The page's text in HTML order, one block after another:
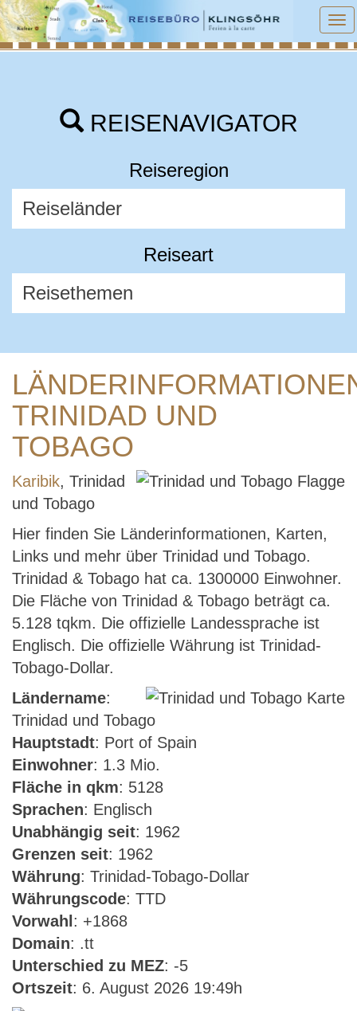
REISENAVIGATOR
Reiseregion
Reiseart
TRINIDAD UND
TOBAGO
Karibik, Trinidad
und Tobago
Hier finden Sie Länderinformationen, Karten,
Links und mehr über Trinidad und Tobago.
Trinidad & Tobago hat ca. 1300000 Einwohner.
Die Fläche von Trinidad & Tobago beträgt ca.
5.128 tqkm. Die offizielle Landessprache ist
Englisch. Die offizielle Währung ist Trinidad-
Tobago-Dollar.
Ländername:
Trinidad und Tobago
Hauptstadt: Port of Spain
Einwohner: 1.3 Mio.
Fläche in qkm: 5128
Sprachen: Englisch
Unabhängig seit: 1962
Grenzen seit: 1962
Währung: Trinidad-Tobago-Dollar
Währungscode: TTD
Vorwahl : +1868
Domain: .tt
Unterschied zu MEZ: -5
Ortszeit: 6. August 2026 19:49h